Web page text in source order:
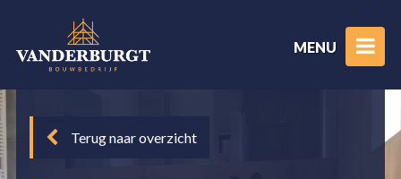
MENU
Terug naar overzicht